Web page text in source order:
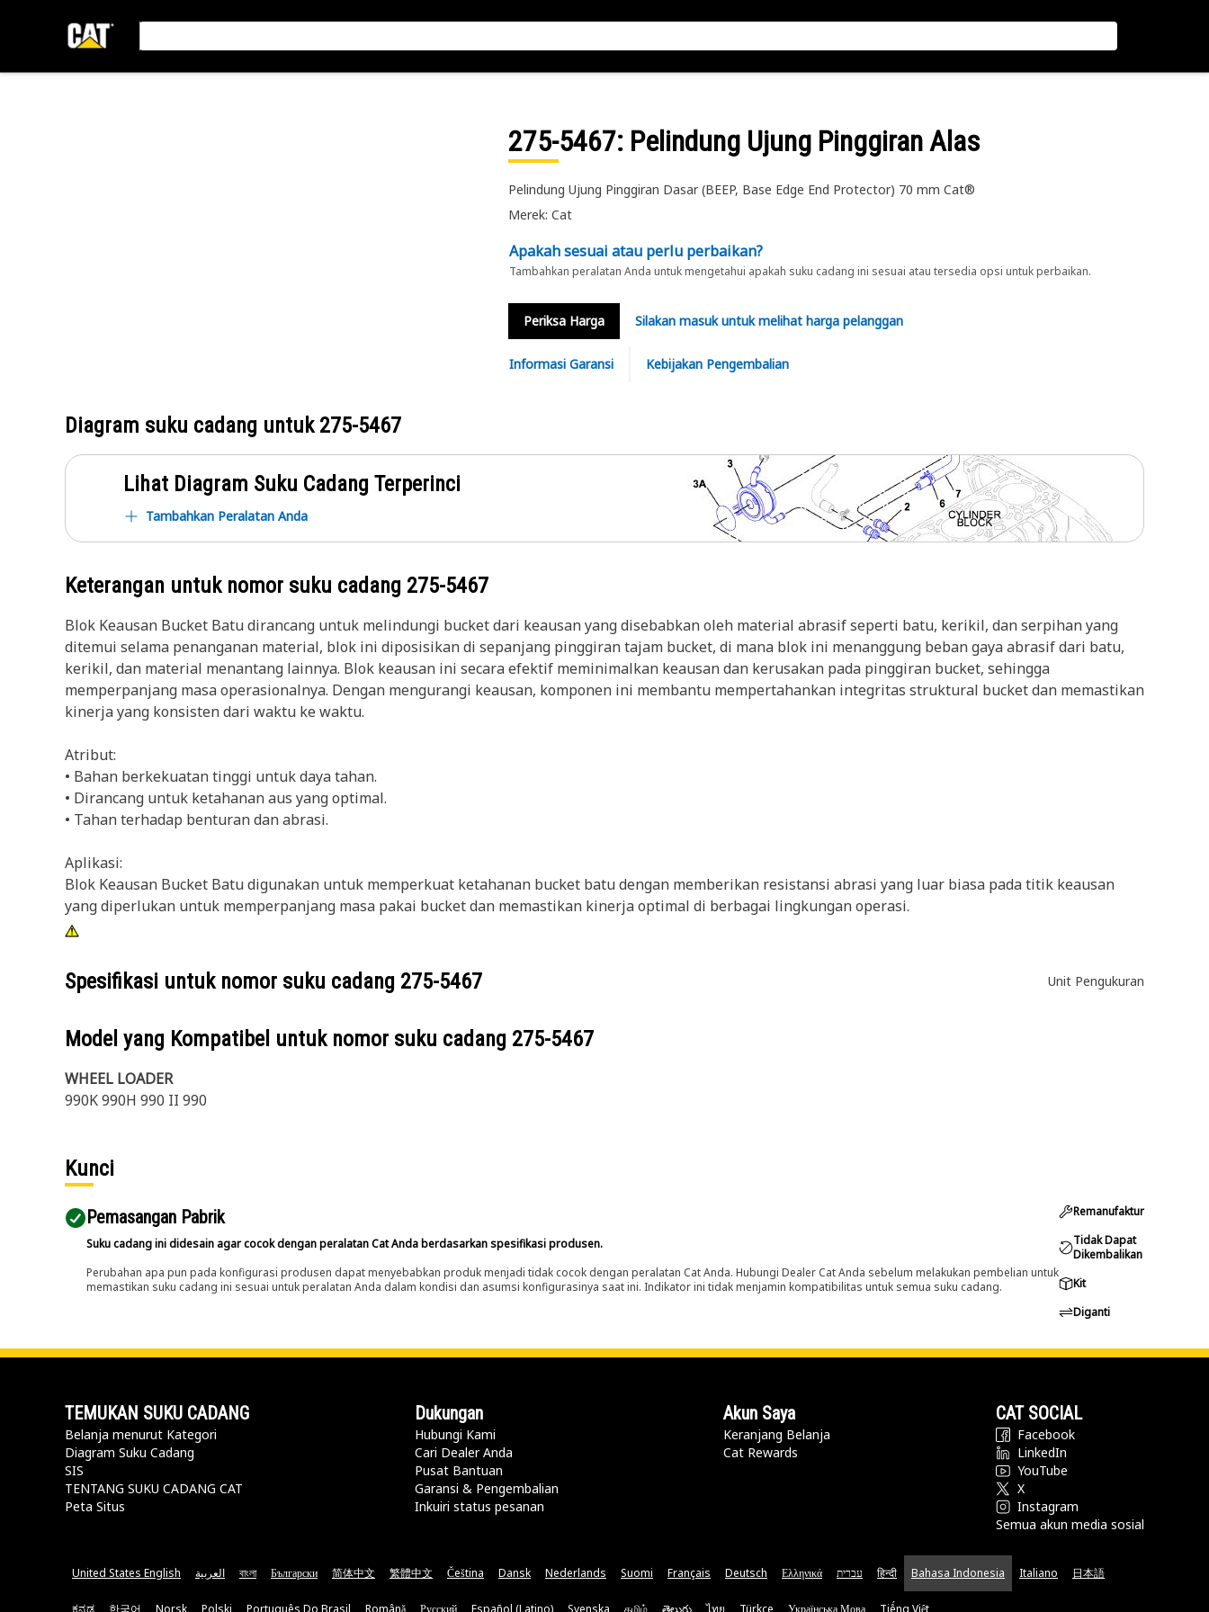
275-5467: Pelindung Ujung Pinggiran Alas
Pelindung Ujung Pinggiran Dasar (BEEP, Base Edge End Protector) 70 mm Cat®
Merek: Cat
Apakah sesuai atau perlu perbaikan?
Tambahkan peralatan Anda untuk mengetahui apakah suku cadang ini sesuai atau tersedia opsi untuk perbaikan.
Periksa Harga Silakan masuk untuk melihat harga pelanggan
Informasi Garansi Kebijakan Pengembalian
Diagram suku cadang untuk275-5467
Lihat Diagram Suku Cadang Terperinci
Tambahkan Peralatan Anda
Keterangan untuk nomor suku cadang 275-5467
Blok Keausan Bucket Batu dirancang untuk melindungi bucket dari keausan yang disebabkan oleh material abrasif seperti batu, kerikil, dan serpihan yang
ditemui selama penanganan material, blok ini diposisikan di sepanjang pinggiran tajam bucket, di mana blok ini menanggung beban gaya abrasif dari batu,
kerikil, dan material menantang lainnya. Blok keausan ini secara efektif meminimalkan keausan dan kerusakan pada pinggiran bucket, sehingga
memperpanjang masa operasionalnya. Dengan mengurangi keausan, komponen ini membantu mempertahankan integritas struktural bucket dan memastikan
kinerja yang konsisten dari waktu ke waktu.
Atribut:
• Bahan berkekuatan tinggi untuk daya tahan.
• Dirancang untuk ketahanan aus yang optimal.
• Tahan terhadap benturan dan abrasi.
Aplikasi:
Blok Keausan Bucket Batu digunakan untuk memperkuat ketahanan bucket batu dengan memberikan resistansi abrasi yang luar biasa pada titik keausan
yang diperlukan untuk memperpanjang masa pakai bucket dan memastikan kinerja optimal di berbagai lingkungan operasi.
Spesifikasi untuk nomor suku cadang 275-5467 Unit Pengukuran
Model yang Kompatibel untuk nomor suku cadang 275-5467
WHEEL LOADER
990K 990H 990 II 990
Kunci
Pemasangan Pabrik
Suku cadang ini didesain agar cocok dengan peralatan Cat Anda berdasarkan spesifikasi produsen.
Perubahan apa pun pada konfigurasi produsen dapat menyebabkan produk menjadi tidak cocok dengan peralatan Cat Anda. Hubungi Dealer Cat Anda sebelum melakukan pembelian untuk
memastikan suku cadang ini sesuai untuk peralatan Anda dalam kondisi dan asumsi konfigurasinya saat ini. Indikator ini tidak menjamin kompatibilitas untuk semua suku cadang.
Remanufaktur
Tidak Dapat
Dikembalikan
Kit
Diganti
TEMUKAN SUKU CADANG
Belanja menurut Kategori
Diagram Suku Cadang
SIS
TENTANG SUKU CADANG CAT
Peta Situs
Dukungan
Hubungi Kami
Cari Dealer Anda
Pusat Bantuan
Garansi & Pengembalian
Inkuiri status pesanan
Akun Saya
Keranjang Belanja
Cat Rewards
CAT SOCIAL
Facebook
LinkedIn
YouTube
X
Instagram
Semua akun media sosial
United States English العربية বাংলা Български 简体中文 繁體中文 Čeština Dansk Nederlands Suomi Français Deutsch Ελληνικά עברית हिन्दी Bahasa Indonesia Italiano 日本語
ಕನ್ನಡ 한국어 Norsk Polski Português Do Brasil Română Русский Español (Latino) Svenska தமிழ் తెలుగు ไทย Türkçe Українська Мова Tiếng Việt